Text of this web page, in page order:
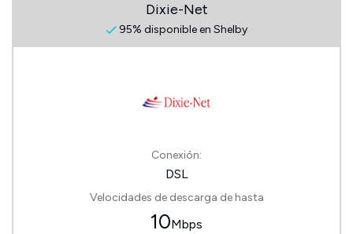
Dixie-Net
95% disponible en Shelby
Conexión:
DSL
Velocidades de descarga de hasta
10Mbps